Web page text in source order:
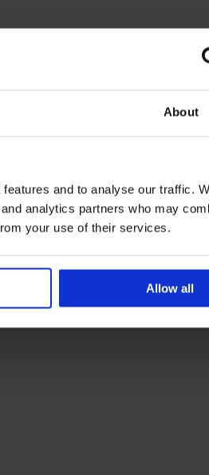
About
and to analyse our traffic.
analytics partners who may
your use of their services.
Allow all